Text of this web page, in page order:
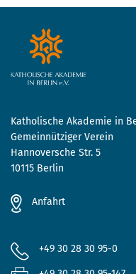
Katholische Akademie in
Gemeinnütziger Verein
Hannoversche Str. 5
10115 Berlin
Anfahrt
+49 30 28 30 95-0